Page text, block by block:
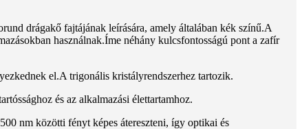
drágakő fajtájának leírására, amely általában kék színű.A
használnak.Íme néhány kulcsfontosságú pont a zafír
el.A trigonális kristályrendszerhez tartozik.
és az alkalmazási élettartamhoz.
nm közötti fényt képes átereszteni, így optikai és